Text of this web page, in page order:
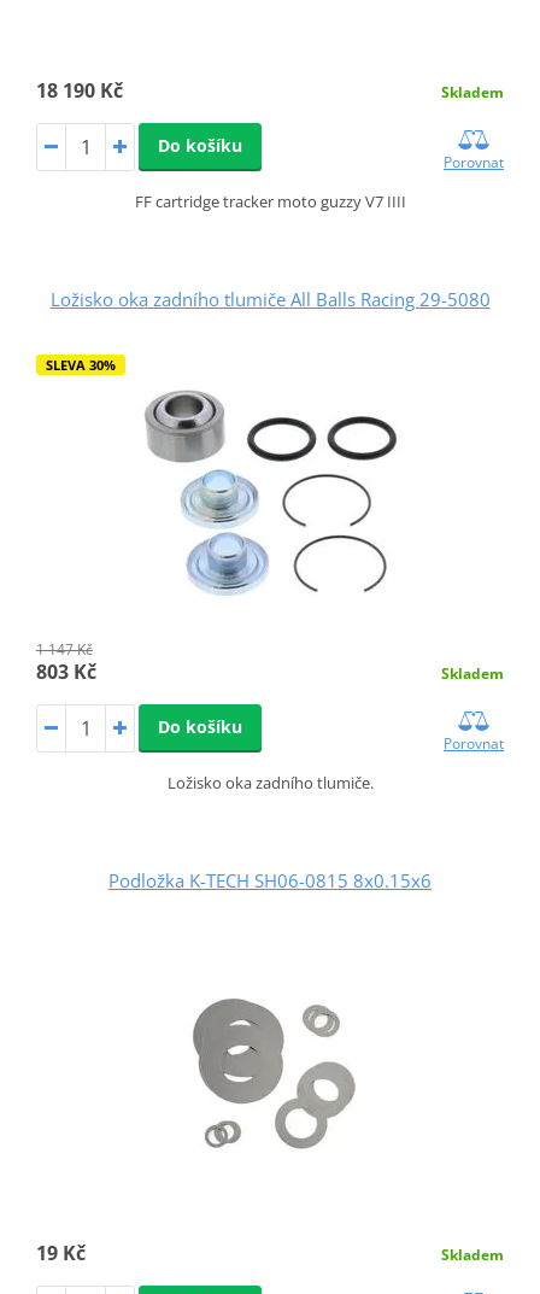
18 190 Kč Skladem
Do košíku
Porovnat
FF cartridge tracker moto guzzy V7 IIII
Ložisko oka zadního tlumiče All Balls Racing 29-5080
SLEVA 30%
1 147 Kč
803 Kč Skladem
Do košíku
Porovnat
Ložisko oka zadního tlumiče.
Podložka K-TECH SH06-0815 8x0.15x6
19 Kč Skladem